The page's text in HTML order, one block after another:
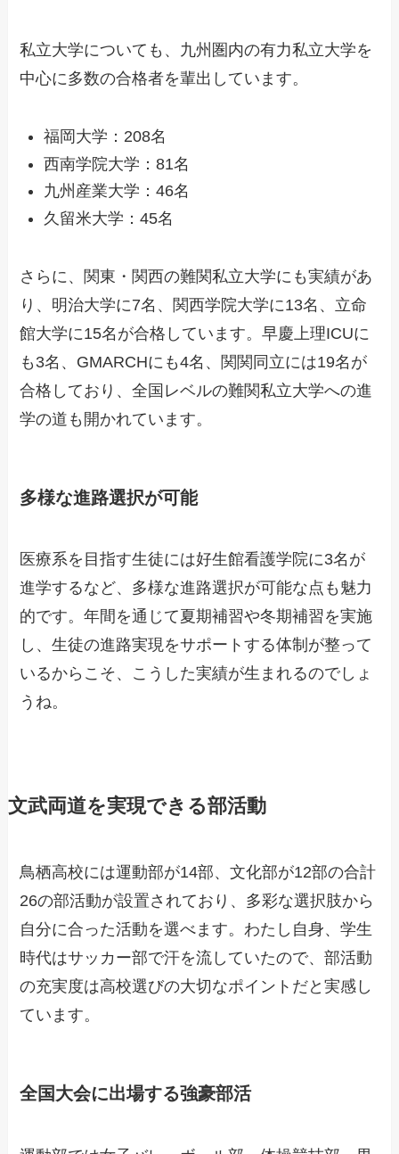
私立大学についても、九州圏内の有力私立大学を
中心に多数の合格者を輩出しています。
福岡大学：208名
西南学院大学：81名
九州産業大学：46名
久留米大学：45名
さらに、関東・関西の難関私立大学にも実績があ
り、明治大学に7名、関西学院大学に13名、立命
館大学に15名が合格しています。早慶上理ICUに
も3名、GMARCHにも4名、関関同立には19名が
合格しており、全国レベルの難関私立大学への進
学の道も開かれています。
多様な進路選択が可能
医療系を目指す生徒には好生館看護学院に3名が
進学するなど、多様な進路選択が可能な点も魅力
的です。年間を通じて夏期補習や冬期補習を実施
し、生徒の進路実現をサポートする体制が整って
いるからこそ、こうした実績が生まれるのでしょ
うね。
文武両道を実現できる部活動
鳥栖高校には運動部が14部、文化部が12部の合計
26の部活動が設置されており、多彩な選択肢から
自分に合った活動を選べます。わたし自身、学生
時代はサッカー部で汗を流していたので、部活動
の充実度は高校選びの大切なポイントだと実感し
ています。
全国大会に出場する強豪部活